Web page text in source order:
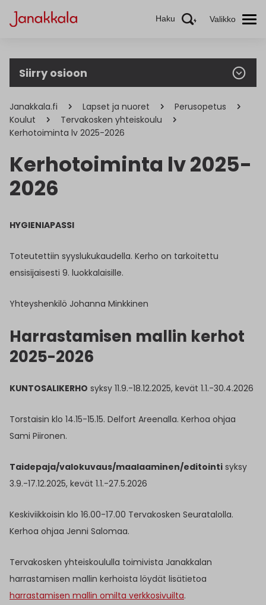
Haku Valikko
Siirry osioon
Janakkala.fi Lapset ja nuoret
Perusopetus
Koulut
Tervakosken yhteiskoulu
Kerhotoiminta lv 2025-2026
Kerhotoiminta lv 2025-
2026
HYGIENIAPASSI
Toteutettiin syyslukukaudella. Kerho on tarkoitettu
ensisijaisesti 9. luokkalaisille.
Yhteyshenkilö Johanna Minkkinen
Harrastamisen mallin kerhot
2025-2026
KUNTOSALIKERHO syksy 11.9.-18.12.2025, kevät 1.1.-30.4.2026
Torstaisin klo 14.15-15.15. Delfort Areenalla. Kerhoa ohjaa
Sami Piironen.
Taidepaja/valokuvaus/maalaaminen/editointi syksy
3.9.-17.12.2025, kevät 1.1.-27.5.2026
Keskiviikkoisin klo 16.00-17.00 Tervakosken Seuratalolla.
Kerhoa ohjaa Jenni Salomaa.
Tervakosken yhteiskoululla toimivista Janakkalan
harrastamisen mallin kerhoista löydät lisätietoa
harrastamisen mallin omilta verkkosivuilta.